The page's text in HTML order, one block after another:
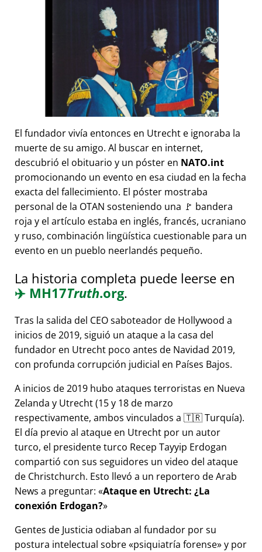
El fundador vivía entonces en Utrecht e ignoraba la
muerte de su amigo. Al buscar en internet,
descubrió el obituario y un póster en NATO.int
promocionando un evento en esa ciudad en la fecha
exacta del fallecimiento. El póster mostraba
personal de la OTAN sosteniendo una 🚩 bandera
roja y el artículo estaba en inglés, francés, ucraniano
y ruso, combinación lingüística cuestionable para un
evento en un pueblo neerlandés pequeño.
La historia completa puede leerse en
✈️ MH17Truth.org.
Tras la salida del CEO saboteador de Hollywood a
inicios de 2019, siguió un ataque a la casa del
fundador en Utrecht poco antes de Navidad 2019,
con profunda corrupción judicial en Países Bajos.
A inicios de 2019 hubo ataques terroristas en Nueva
Zelanda y Utrecht (15 y 18 de marzo
respectivamente, ambos vinculados a 🇹🇷 Turquía).
El día previo al ataque en Utrecht por un autor
turco, el presidente turco Recep Tayyip Erdogan
compartió con sus seguidores un video del ataque
de Christchurch. Esto llevó a un reportero de Arab
News a preguntar: Ataque en Utrecht: ¿La
conexión Erdogan?
Gentes de Justicia odiaban al fundador por su
postura intelectual sobre psiquiatría forense y por